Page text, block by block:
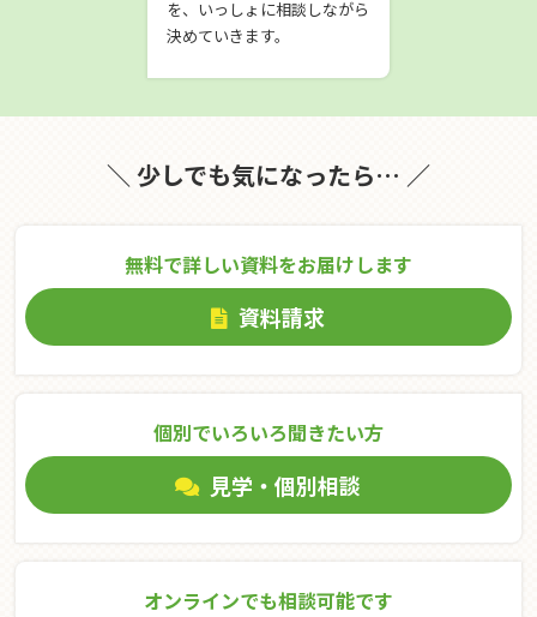
を、いっしょに相談しながら
決めていきます。
＼ 少しでも気になったら… ／
無料で詳しい資料をお届けします
資料請求
個別でいろいろ聞きたい⽅
見学・個別相談
オンラインでも相談可能です